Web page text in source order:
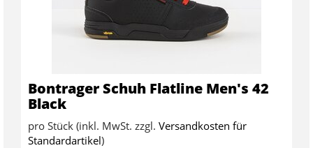
Bontrager Schuh Flatline Men's 42
Black
pro Stück (inkl. MwSt. zzgl. Versandkosten für
Standardartikel)